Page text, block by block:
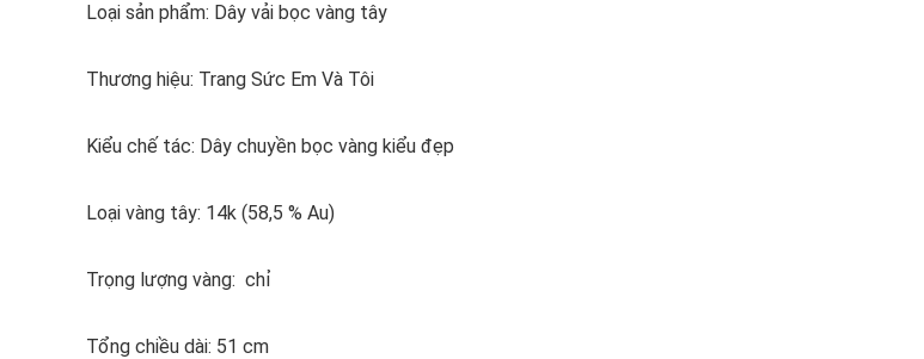
Loại sản phẩm: Dây vải bọc vàng tây
Thương hiệu: Trang Sức Em Và Tôi
Kiểu chế tác: Dây chuyền bọc vàng kiểu đẹp
Loại vàng tây: 14k (58,5 % Au)
Trọng lượng vàng: chỉ
Tổng chiều dài: 51 cm